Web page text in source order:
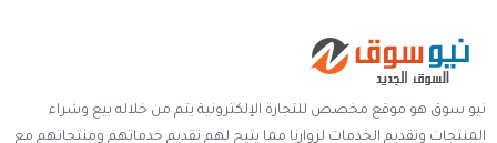
نيو سوق هو موقع مخصص للتجارة الإلكترونية يتم من خلاله بيع وشراء
المنتجات وتقديم الخدمات لزوارنا مما يتيح لهم تقديم خدماتهم ومنتجاتهم مع